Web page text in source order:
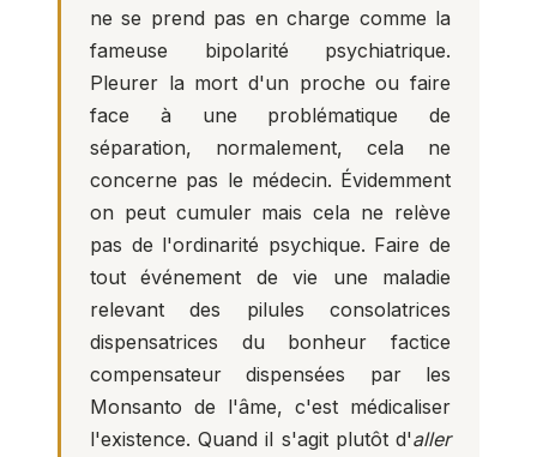
ne se prend pas en charge comme la
fameuse bipolarité psychiatrique.
Pleurer la mort d'un proche ou faire
face à une problématique de
séparation, normalement, cela ne
concerne pas le médecin. Évidemment
on peut cumuler mais cela ne relève
pas de l'ordinarité psychique. Faire de
tout événement de vie une maladie
relevant des pilules consolatrices
dispensatrices du bonheur factice
compensateur dispensées par les
Monsanto de l'âme, c'est médicaliser
l'existence. Quand il s'agit plutôt d'aller